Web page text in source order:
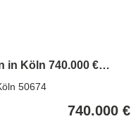
in Köln 740.000 €
50674
740.000 €